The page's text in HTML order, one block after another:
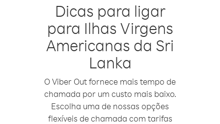
Dicas para ligar
para Ilhas Virgens
Americanas da Sri
Lanka
O Viber Out fornece mais tempo de
chamada por um custo mais baixo.
Escolha uma de nossas opções
flexíveis de chamada com tarifas